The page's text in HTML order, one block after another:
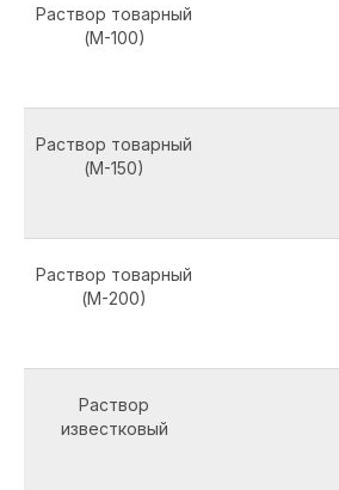
Раствор товарный
(М-100)
Раствор товарный
(М-150)
Раствор товарный
(М-200)
Раствор
известковый